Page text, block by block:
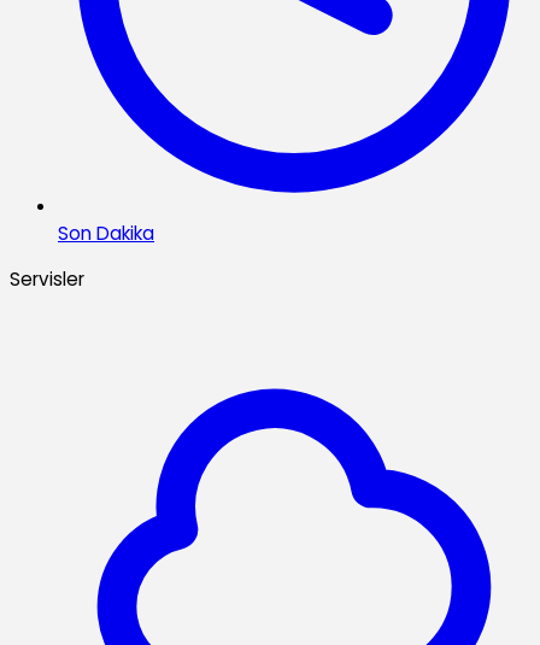
Son Dakika
Servisler